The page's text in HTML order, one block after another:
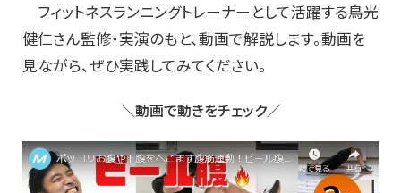
フィットネスランニングトレーナーとして活躍する鳥光
健仁さん監修・実演のもと、動画で解説します。動画を
見ながら、ぜひ実践してみてください。
＼動画で動きをチェック／